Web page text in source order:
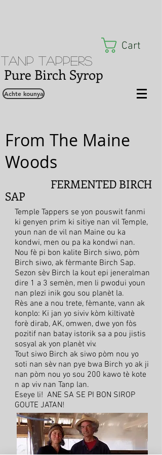
Cart
Pure Birch Syrop
Tanp Tappers
Achte kounya
From The Maine
Woods
FERMENTED BIRCH
SAP
Temple Tappers se yon pouswit fanmi
ki genyen prim ki sitiye nan vil Temple,
youn nan de vil nan Maine ou ka
kondwi, men ou pa ka kondwi nan.
Nou fè pi bon kalite Birch siwo, pòm
Birch siwo, ak fèrmante Birch Sap.
Sezon sèv Birch la kout epi jeneralman
dire 1 a 3 semèn, men li pwodui youn
nan plezi inik gou sou planèt la.
Rès ane a nou trete, fèmante, vann ak
konplo: Ki jan yo siviv kòm kiltivatè
forè dirab, AK, omwen, dwe yon fòs
pozitif nan batay istorik sa a pou jistis
sosyal ak yon planèt viv.
Tout siwo Birch ak siwo pòm nou yo
soti nan sèv nan pye bwa Birch yo ak ji
nan pòm nou yo sou 200 kawo tè kote
n ap viv nan Tanp lan.
Eseye li! ANE SA SE PI BON SIROP
GOUTE JATAN!